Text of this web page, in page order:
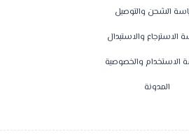
الشحن والتوصيل
الاسترجاع والاستبدال
الاستخدام والخصوصية
المدونة